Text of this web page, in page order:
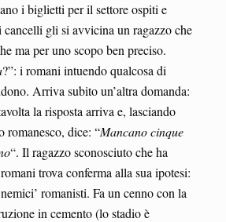
i biglietti per il settore ospiti e
gli si avvicina un ragazzo che
ma per uno scopo ben preciso.
?”: i romani intuendo qualcosa di
Arriva subito un’altra domanda:
la risposta arriva e, lasciando
romanesco, dice: “Mancanocinque
“. Il ragazzo sconosciuto che ha
trova conferma alla sua ipotesi:
romanisti. Fa un cenno con la
in cemento (lo stadio è